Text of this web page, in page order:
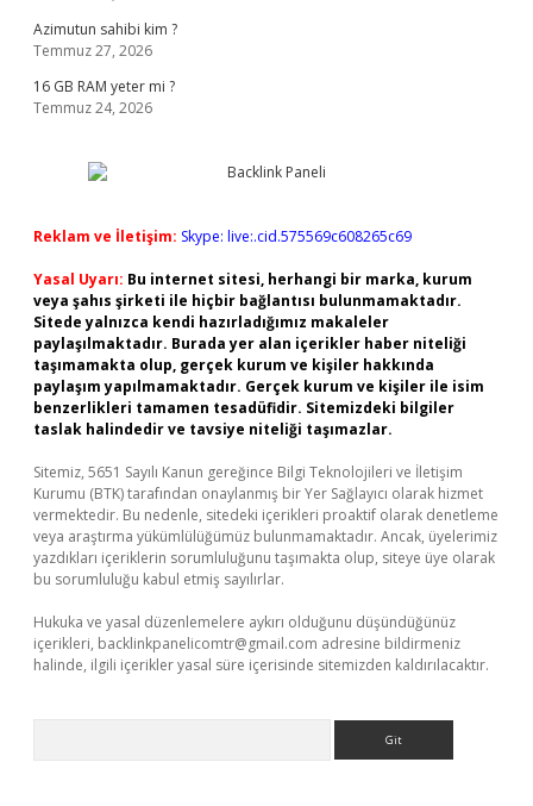
Azimutun sahibi kim ?
Temmuz 27, 2026
16 GB RAM yeter mi ?
Temmuz 24, 2026
Reklam ve İletişim: Skype: live:.cid.575569c608265c69
Yasal Uyarı: Bu internet sitesi, herhangi bir marka, kurum
veya şahıs şirketi ile hiçbir bağlantısı bulunmamaktadır.
Sitede yalnızca kendi hazırladığımız makaleler
paylaşılmaktadır. Burada yer alan içerikler haber niteliği
taşımamakta olup, gerçek kurum ve kişiler hakkında
paylaşım yapılmamaktadır. Gerçek kurum ve kişiler ile isim
benzerlikleri tamamen tesadüfidir. Sitemizdeki bilgiler
taslak halindedir ve tavsiye niteliği taşımazlar.
Sitemiz, 5651 Sayılı Kanun gereğince Bilgi Teknolojileri ve İletişim
Kurumu (BTK) tarafından onaylanmış bir Yer Sağlayıcı olarak hizmet
vermektedir. Bu nedenle, sitedeki içerikleri proaktif olarak denetleme
veya araştırma yükümlülüğümüz bulunmamaktadır. Ancak, üyelerimiz
yazdıkları içeriklerin sorumluluğunu taşımakta olup, siteye üye olarak
bu sorumluluğu kabul etmiş sayılırlar.
Hukuka ve yasal düzenlemelere aykırı olduğunu düşündüğünüz
içerikleri, backlinkpanelicomtr@gmail.com adresine bildirmeniz
halinde, ilgili içerikler yasal süre içerisinde sitemizden kaldırılacaktır.